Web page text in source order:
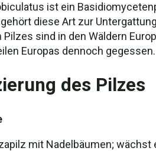
ist ein
diese Art zur
sind in den Wäldern
Europas dennoch gegessen.
des Pilzes
mit Nadelbäumen;